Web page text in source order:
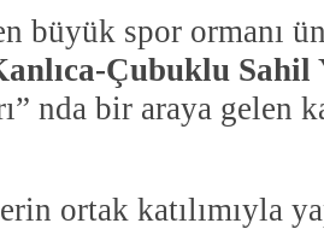
büyük spor ormanı
Çubuklu
nda bir araya gelen
ortak katılımıyla